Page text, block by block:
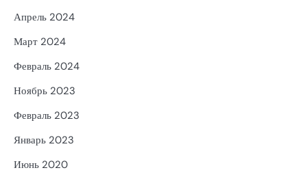
Апрель 2024
Март 2024
Февраль 2024
Ноябрь 2023
Февраль 2023
Январь 2023
Июнь 2020